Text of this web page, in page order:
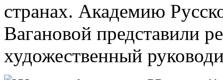
странах. Академию
Вагановой представили
художественный